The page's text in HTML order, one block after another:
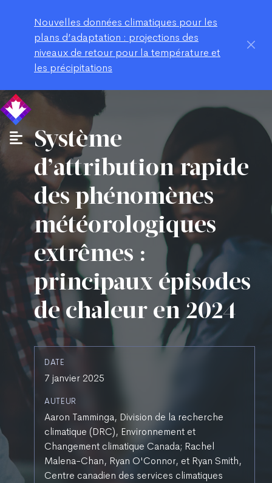
Nouvelles données climatiques pour les
plans d’adaptation : projections des
niveaux de retour pour la température et
les précipitations
Système
d’attribution rapide
des phénomènes
météorologiques
extrêmes :
principaux épisodes
de chaleur en 2024
DATE
7 janvier 2025
AUTEUR
Aaron Tamminga, Division de la recherche
climatique (DRC), Environnement et
Changement climatique Canada; Rachel
Malena-Chan, Ryan O'Connor, et Ryan Smith,
Centre canadien des services climatiques